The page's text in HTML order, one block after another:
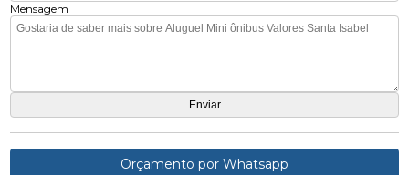
Mensagem
Orçamento por Whatsapp